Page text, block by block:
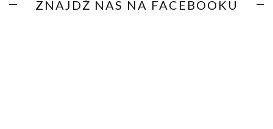
ZNAJDŹ NAS NA FACEBOOKU